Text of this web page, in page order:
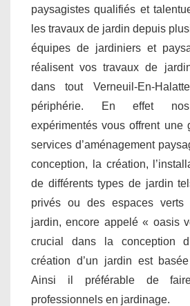
paysagistes qualifiés et
les travaux de jardin depuis
équipes de jardiniers et
réalisent vos travaux de
dans tout Verneuil-En-
périphérie. En effet nos
expérimentés vous offrent une
services d’aménagement
conception, la création,
de différents types de jardin
privés ou des espaces verts
jardin, encore appelé « oasis
crucial dans la conception
création d’un jardin est
Ainsi il préférable de
professionnels en jardinage.